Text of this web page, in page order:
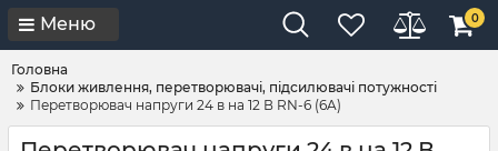
Меню 0
Головна
Блоки живлення, перетворювачі, підсилювачі потужності
Перетворювач напруги 24 в на 12 В RN-6 (6A)